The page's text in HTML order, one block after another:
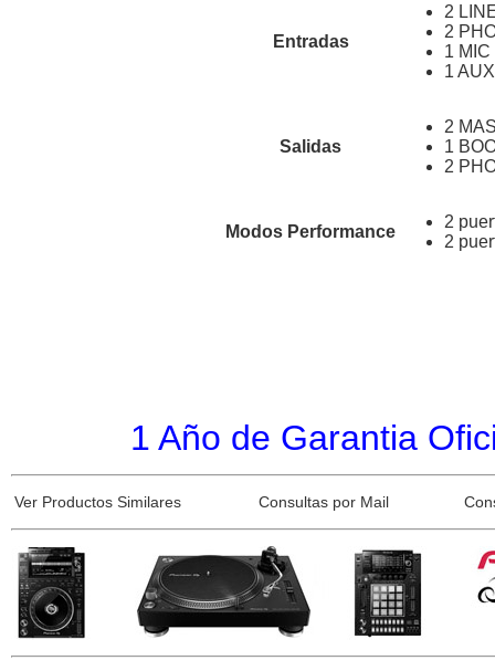
Entradas
2
2
1
1
Salidas
2
1
2
Modos Performance
2
2
1 Año de Garantia
Ver Productos Similares Consultas por Mail